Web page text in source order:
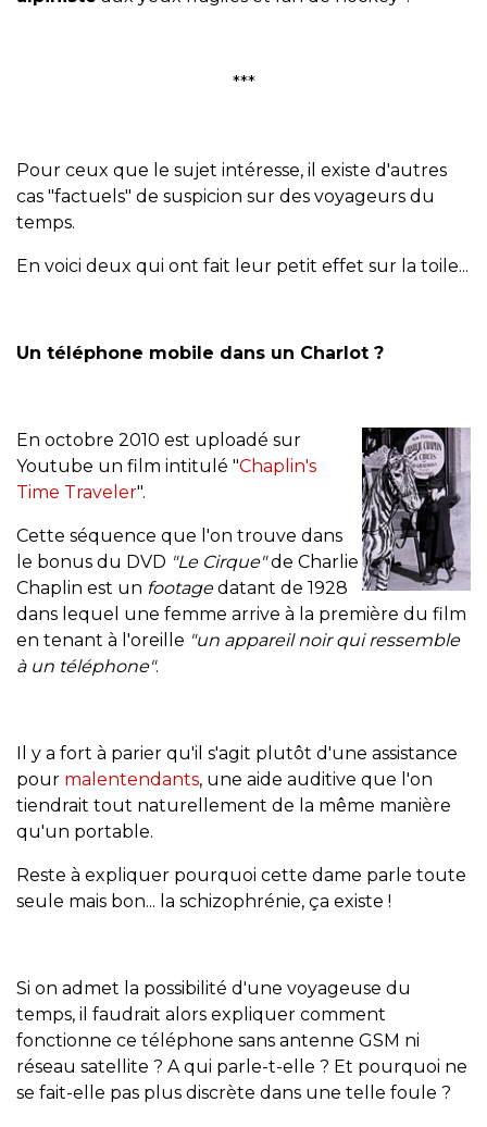
***
Pour ceux que le sujet intéresse, il existe d'autres
cas "factuels" de suspicion sur des voyageurs du
temps.
En voici deux qui ont fait leur petit effet sur la toile...
Un téléphone mobile dans un Charlot ?
En octobre 2010 est uploadé sur
Youtube un film intitulé "Chaplin's
Time Traveler".
Cette séquence que l'on trouve dans
le bonus du DVD "Le Cirque"de Charlie
Chaplin est un footagedatant de 1928
dans lequel une femme arrive à la première du film
en tenant à l'oreille "un appareil noir qui ressemble
à un téléphone".
Il y a fort à parier qu'il s'agit plutôt d'une assistance
pour malentendants, une aide auditive que l'on
tiendrait tout naturellement de la même manière
qu'un portable.
Reste à expliquer pourquoi cette dame parle toute
seule mais bon... la schizophrénie, ça existe !
Si on admet la possibilité d'une voyageuse du
temps, il faudrait alors expliquer comment
fonctionne ce téléphone sans antenne GSM ni
réseau satellite ? A qui parle-t-elle ? Et pourquoi ne
se fait-elle pas plus discrète dans une telle foule ?